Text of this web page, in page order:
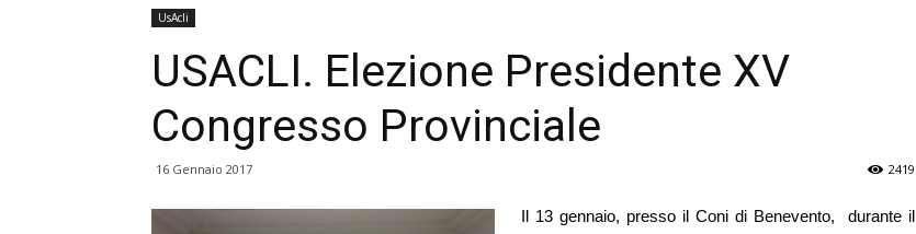
UsAcli
USACLI. Elezione Presidente XV
Congresso Provinciale
16 Gennaio 2017 2419
Il 13 gennaio, presso il Coni di Benevento, durante il